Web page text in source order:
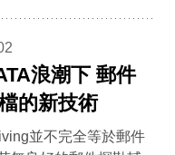
浪潮下 郵件
的新技術
並不完全等於郵件